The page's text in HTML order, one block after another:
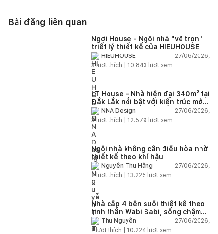
Bài đăng liên quan
Ngơi House - Ngôi nhà "vẽ trọn"
triết lý thiết kế của HIEUHOUSE
HIEUHOUSE
27/06/2026,
3lượt thích | 10.843 lượt xem
LT House – Nhà hiện đại 340m² tại
Đắk Lắk nổi bật với kiến trúc mở
và hệ sân vườn kết nối thiên
nhiên
NNA Design
27/06/2026,
3lượt thích | 12.579 lượt xem
Ngôi nhà không cần điều hòa nhờ
thiết kế theo khí hậu
Nguyễn Thu Hằng
27/06/2026,
2lượt thích | 13.225 lượt xem
Nhà cấp 4 bên suối thiết kế theo
tinh thần Wabi Sabi, sống chậm
giữa thiên nhiên
Thu Nguyễn
27/06/2026,
1lượt thích | 10.224 lượt xem